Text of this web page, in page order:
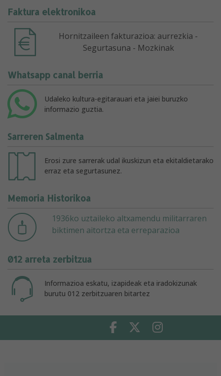
Faktura elektronikoa
Hornitzaileen fakturazioa: aurrezkia -
Segurtasuna - Mozkinak
Whatsapp canal berria
Udaleko kultura-egitarauari eta jaiei buruzko
informazio guztia.
Sarreren Salmenta
Erosi zure sarrerak udal ikuskizun eta ekitaldietarako
erraz eta segurtasunez.
Memoria Historikoa
1936ko uztaileko altxamendu militarraren
biktimen aitortza eta erreparazioa
012 arreta zerbitzua
Informazioa eskatu, izapideak eta iradokizunak
burutu 012 zerbitzuaren bitartez
Facebook Twitter Instagram